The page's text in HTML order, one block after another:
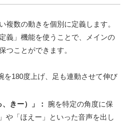
複数の動きを個別に定義します。
義」機能を使うことで、メインの
つことができます。
を180度上げ、足も連動させて伸び
きー）」：
腕を特定の角度に保
や「ほえー」といった音声を出し